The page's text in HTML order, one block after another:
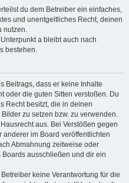
du dem Betreiber ein einfaches,
und unentgeltliches Recht, deinen
nutzen.
a bleibt auch nach
bestehen.
Beitrags, dass er keine Inhalte
oder die guten Sitten verstoßen. Du
Recht besitzt, die in deinen
zu setzen bzw. zu verwenden.
aus. Bei Verstößen gegen
im Board veröffentlichten
Abmahnung zeitweise oder
ausschließen und dir ein
keine Verantwortung für die